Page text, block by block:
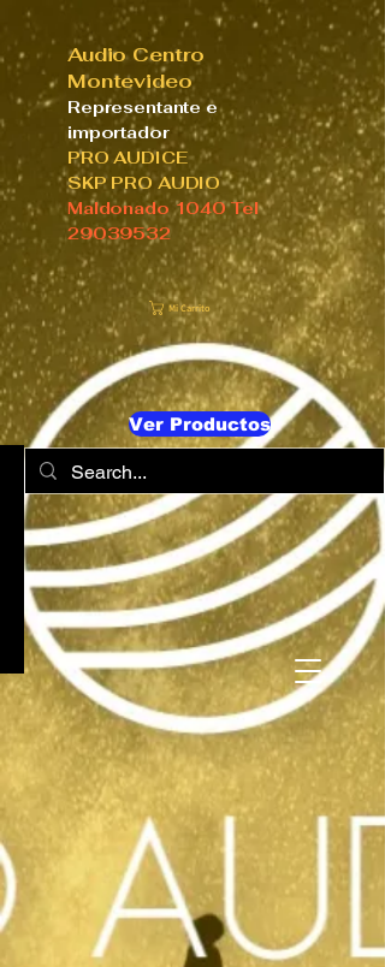
Audio Centro
Montevideo
Representante e
importador
PRO AUDICE
SKP PRO AUDIO
Maldonado 1040 Tel
29039532
Mi Carrito
Ver Productos